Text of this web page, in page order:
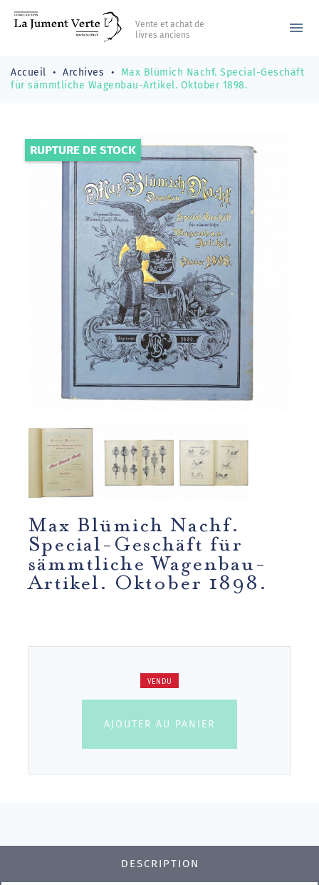
Vente et achat de
livres anciens
menu
Accueil Archives
Max Blümich Nachf. Special-Geschäft
für sämmtliche Wagenbau-Artikel. Oktober 1898.
RUPTURE DE STOCK
Max Blümich Nachf.
Special-Geschäft für
sämmtliche Wagenbau-
Artikel. Oktober 1898.
VENDU
AJOUTER AU PANIER
DESCRIPTION